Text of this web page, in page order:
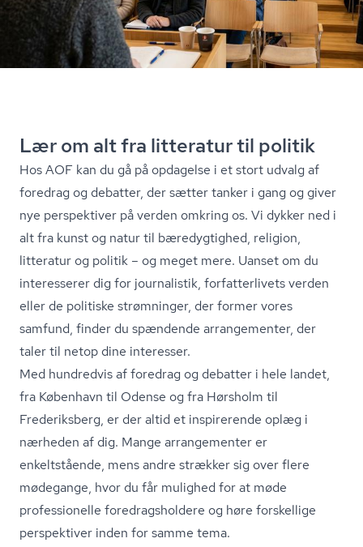
Lær om alt fra litteratur til politik
Hos AOF kan du gå på opdagelse i et stort udvalg af
foredrag og debatter, der sætter tanker i gang og giver
nye perspektiver på verden omkring os. Vi dykker ned i
alt fra kunst og natur til bæredygtighed, religion,
litteratur og politik – og meget mere. Uanset om du
interesserer dig for journalistik, for­fat­ter­li­vets verden
eller de politiske strømninger, der former vores
samfund, finder du spændende arrangementer, der
taler til netop dine interesser.
Med hundredvis af foredrag og debatter i hele landet,
fra København til Odense og fra Hørsholm til
Frederiksberg, er der altid et inspirerende oplæg i
nærheden af dig. Mange arrangementer er
enkeltstående, mens andre strækker sig over flere
mødegange, hvor du får mulighed for at møde
professionelle fored­rags­hol­de­re og høre forskellige
perspektiver inden for samme tema.